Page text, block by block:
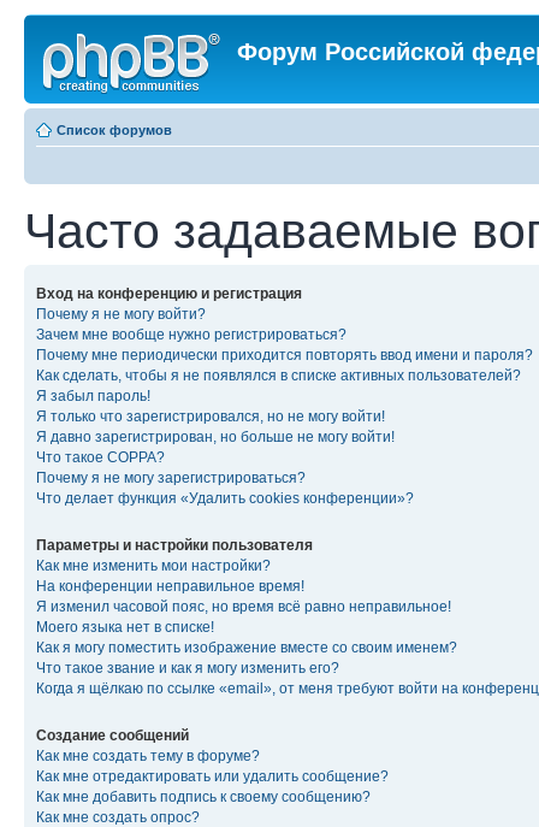
Форум Российской
Список форумов
Часто задаваемые
Вход на конференцию и регистрация
Почему я не могу войти?
Зачем мне вообще нужно регистрироваться?
Почему мне периодически приходится повторять ввод имени и пароля?
Как сделать, чтобы я не появлялся в списке активных пользователей?
Я забыл пароль!
Я только что зарегистрировался, но не могу войти!
Я давно зарегистрирован, но больше не могу войти!
Что такое COPPA?
Почему я не могу зарегистрироваться?
Что делает функция «Удалить cookies конференции»?
Параметры и настройки пользователя
Как мне изменить мои настройки?
На конференции неправильное время!
Я изменил часовой пояс, но время всё равно неправильное!
Моего языка нет в списке!
Как я могу поместить изображение вместе со своим именем?
Что такое звание и как я могу изменить его?
Когда я щёлкаю по ссылке «email», от меня требуют войти на
Создание сообщений
Как мне создать тему в форуме?
Как мне отредактировать или удалить сообщение?
Как мне добавить подпись к своему сообщению?
Как мне создать опрос?